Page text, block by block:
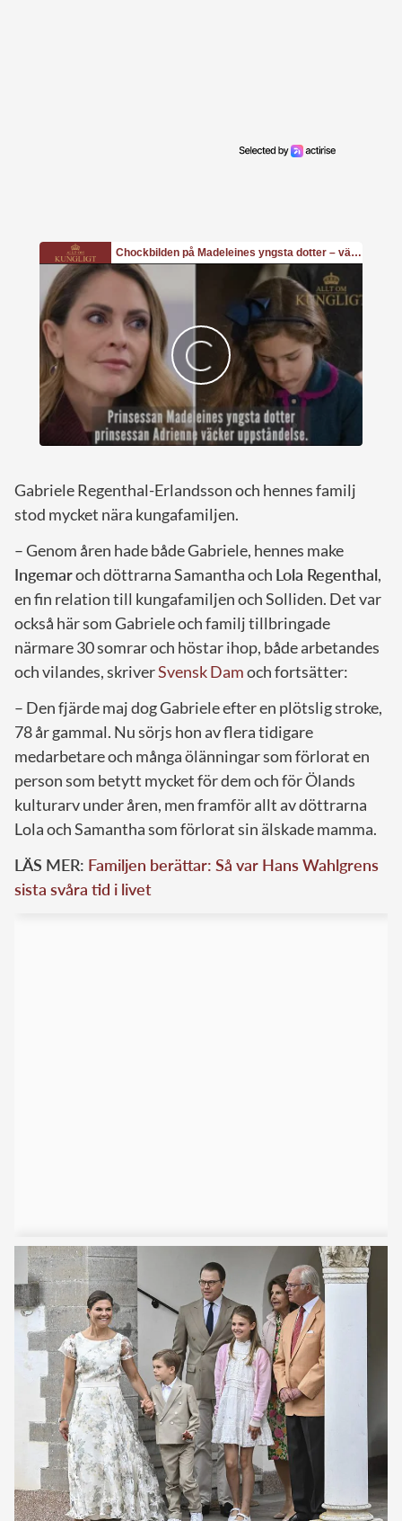
Gabriele Regenthal-Erlandsson och hennes familj
stod mycket nära kungafamiljen.
– Genom åren hade både Gabriele, hennes make
Ingemaroch döttrarna Samantha och Lola Regenthal,
en fin relation till kungafamiljen och Solliden. Det var
också här som Gabriele och familj tillbringade
närmare 30 somrar och höstar ihop, både arbetandes
och vilandes, skriverSvensk Damoch fortsätter:
– Den fjärde maj dog Gabriele efter en plötslig stroke,
78 år gammal. Nu sörjs hon av flera tidigare
medarbetare och många ölänningar som förlorat en
person som betytt mycket för dem och för Ölands
kulturarv under åren, men framför allt av döttrarna
Lola och Samantha som förlorat sin älskade mamma.
LÄS MER: Familjen berättar: Så var Hans Wahlgrens
sista svåra tid i livet